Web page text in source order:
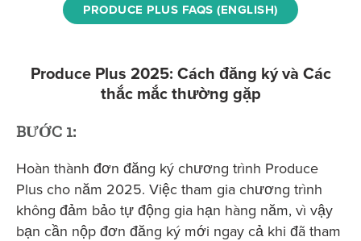
PRODUCE PLUS FAQS (ENGLISH)
Produce Plus 2025: Cách đăng ký và Các
thắc mắc thường gặp
BƯỚC 1:
Hoàn thành đơn đăng ký chương trình Produce
Plus cho năm 2025. Việc tham gia chương trình
không đảm bảo tự động gia hạn hàng năm, vì vậy
bạn cần nộp đơn đăng ký mới ngay cả khi đã tham